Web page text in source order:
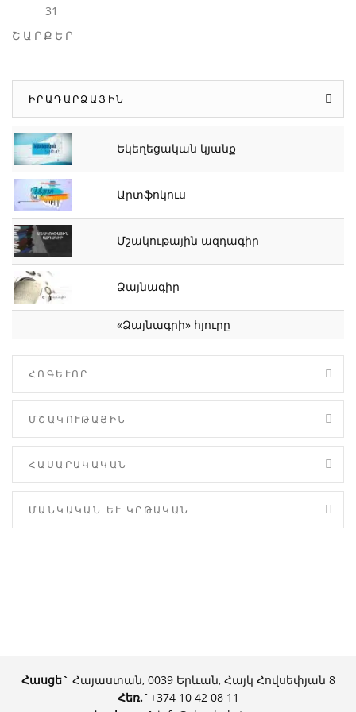
31
ՇԱՐՔԵՐ
ԻՐԱԴԱՐՁԱՅԻՆ
Եկեղեցական կյանք
Արտֆոկուս
Մշակութային ազդագիր
Ձայնագիր
«Ձայնագրի» հյուրը
ՀՈԳԵՒՈՐ
ՄՇԱԿՈՒԹԱՅԻՆ
ՀԱՍԱՐԱԿԱԿԱՆ
ՄԱՆԿԱԿԱՆ ԵՒ ԿՐԹԱԿԱՆ
Հասցե` Հայաստան, 0039 Երևան, Հայկ Հովսեփյան 8
Հեռ.`+374 10 42 08 11